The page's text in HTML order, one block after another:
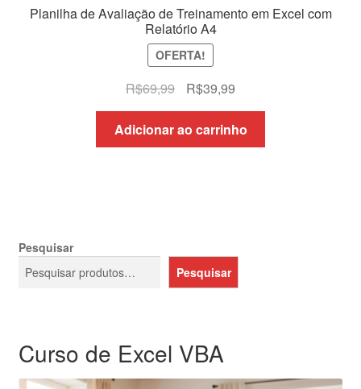
Planilha de Avaliação de Treinamento em Excel com
Relatório A4
OFERTA!
R$69,99
O
preço
original
era:
R$39,99O
preço
atual
é:
Adicionar ao carrinho
Pesquisar
Pesquisar
Curso de Excel VBA